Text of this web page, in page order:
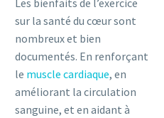
Les bienfaits de l’exercice
sur la santé du cœur sont
nombreux et bien
documentés. En renforçant
le muscle cardiaque, en
améliorant la circulation
sanguine, et en aidant à